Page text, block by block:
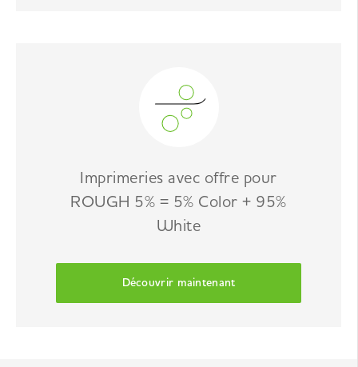
Imprimeries avec offre pour
ROUGH 5% = 5% Color + 95%
White
Découvrir maintenant